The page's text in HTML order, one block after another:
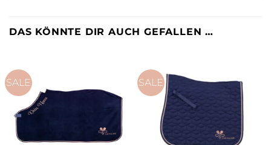
DAS KÖNNTE DIR AUCH GEFALLEN …
SALE SALE